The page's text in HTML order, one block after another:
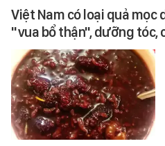
Việt Nam có loại quả
"vua bổ thận", dưỡng tóc,